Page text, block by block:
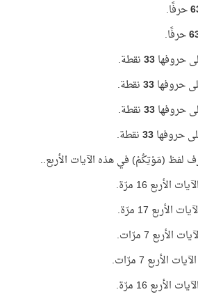
حرفًا.
حرفًا.
حروفها33نقطة.
حروفها33نقطة.
حروفها33نقطة.
حروفها33نقطة.
لفظ (مَوْتِكُمْ) في هذه الآيات الأربع..
16 مرّة.
17 مرّة.
7 مرّات.
7 مرّات.
16 مرّة.